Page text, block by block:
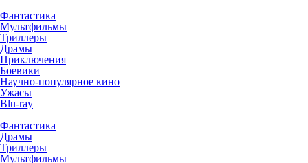
Фантастика
Мультфильмы
Триллеры
Драмы
Приключения
Боевики
Научно-популярное кино
Ужасы
Blu-ray
Фантастика
Драмы
Триллеры
Мультфильмы